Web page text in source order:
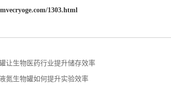
1303.html
让生物医药行业提升储存效率
氮生物罐如何提升实验效率